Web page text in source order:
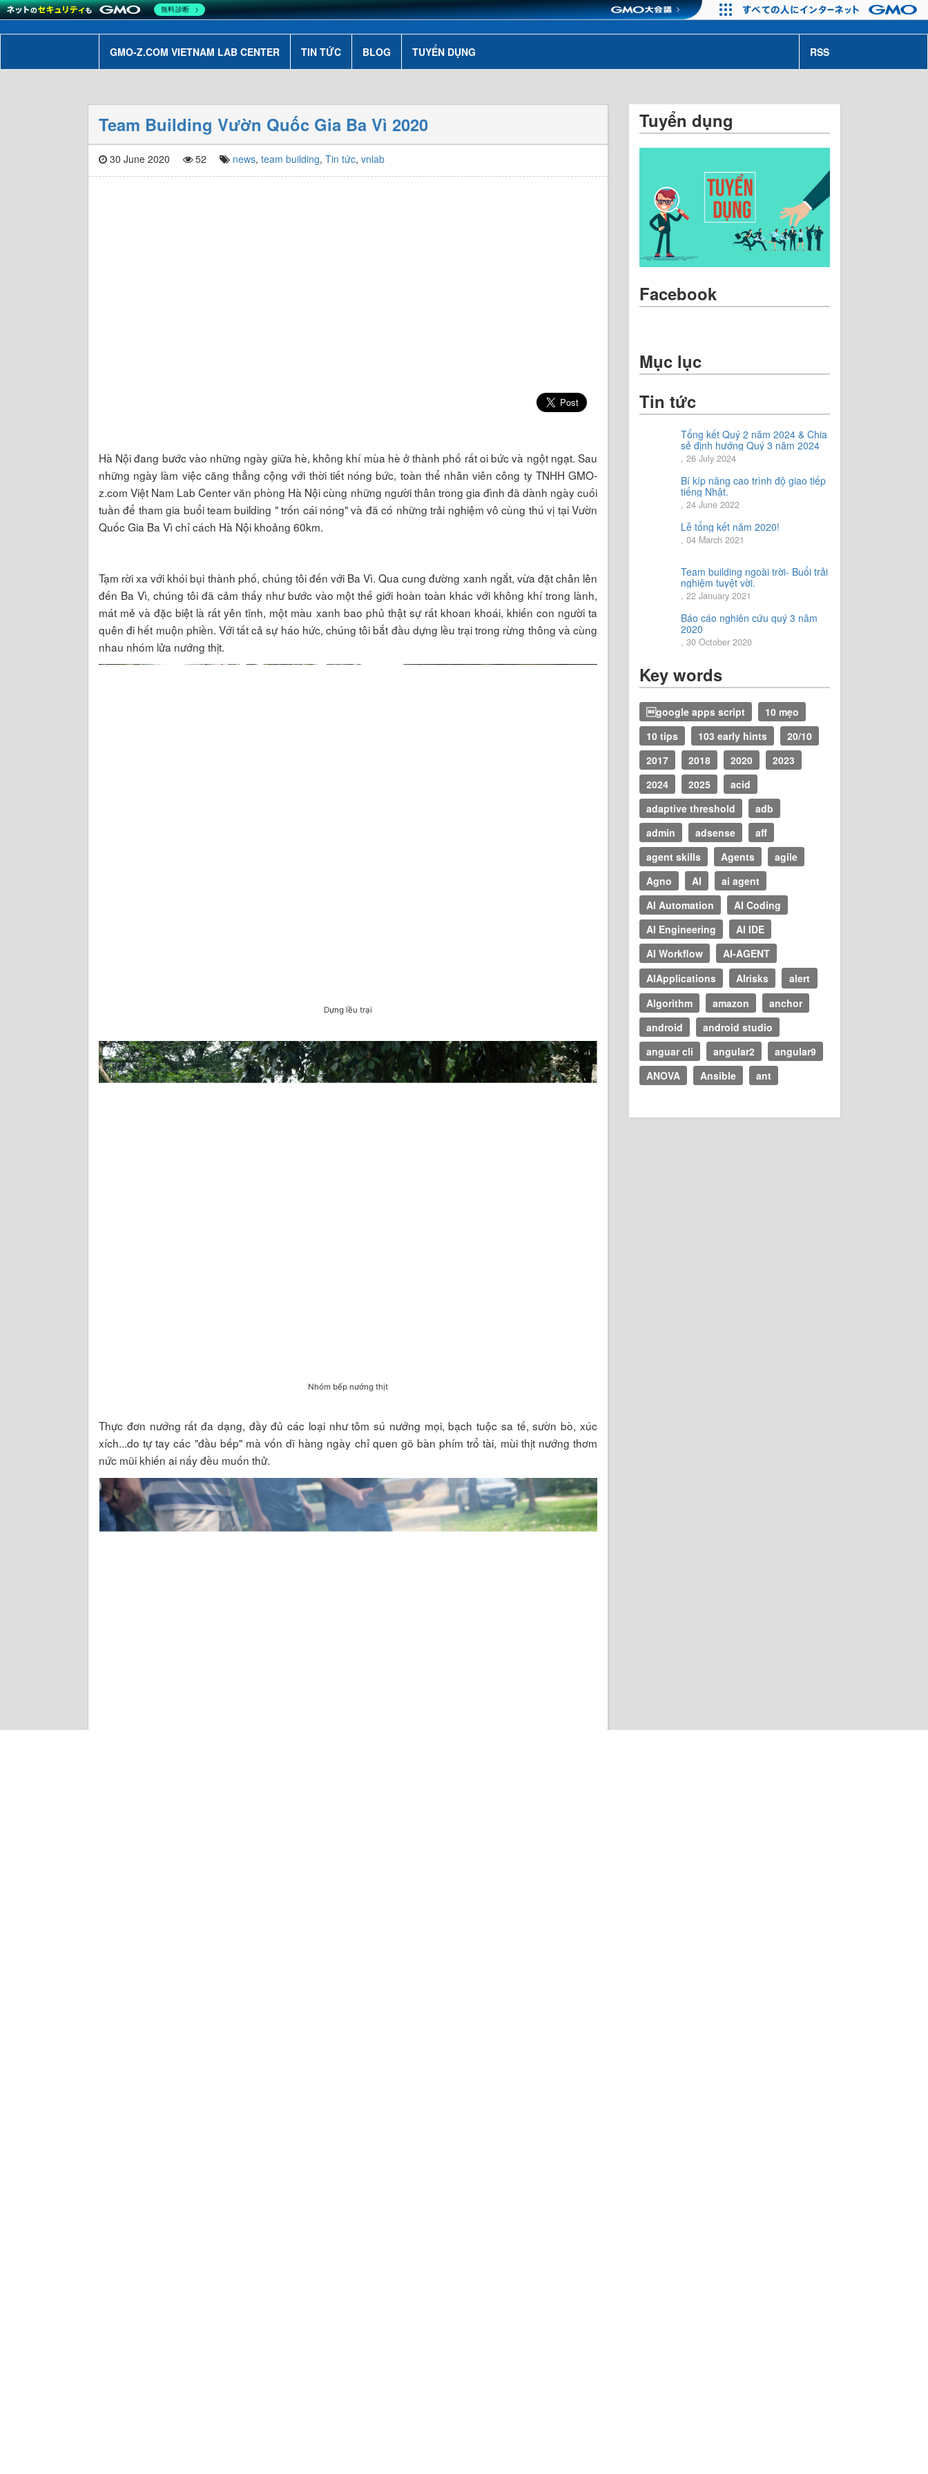
GMO-Z.COM VIETNAM LAB CENTER TIN TỨC BLOG TUYỂN DỤNG RSS
Team Building Vườn Quốc Gia Ba Vì 2020
30 June 2020 52 news, team building, Tin tức, vnlab
Hà Nội đang bước vào những ngày giữa hè, không khí mùa hè ở thành phố rất oi bức và ngột ngạt. Sau
những ngày làm việc căng thẳng cộng với thời tiết nóng bức, toàn thể nhân viên công ty TNHH GMO-
z.com Việt Nam Lab Center văn phòng Hà Nội cùng những người thân trong gia đình đã dành ngày cuối
tuần để tham gia buổi team building " trốn cái nóng" và đã có những trải nghiệm vô cùng thú vị tại Vườn
Quốc Gia Ba Vì chỉ cách Hà Nội khoảng 60km.
Tạm rời xa với khói bụi thành phố, chúng tôi đến với Ba Vì. Qua cung đường xanh ngắt, vừa đặt chân lên
đến Ba Vì, chúng tôi đã cảm thấy như bước vào một thế giới hoàn toàn khác với không khí trong lành,
mát mẻ và đặc biệt là rất yên tĩnh, một màu xanh bao phủ thật sự rất khoan khoái, khiến con người ta
quên đi hết muộn phiền. Với tất cả sự háo hức, chúng tôi bắt đầu dựng lều trại trong rừng thông và cùng
nhau nhóm lửa nướng thịt.
Dựng lều trại
Nhóm bếp nướng thịt
Thực đơn nướng rất đa dạng, đầy đủ các loại như tôm sú nướng mọi, bạch tuộc sa tế, sườn bò, xúc
xích...do tự tay các "đầu bếp" mà vốn dĩ hàng ngày chỉ quen gõ bàn phím trổ tài, mùi thịt nướng thơm
nức mũi khiến ai nấy đều muốn thử.
Tuyển dụng
Facebook
Mục lục
Tin tức
Tổng kết Quý 2 năm 2024 & Chia
sẻ định hướng Quý 3 năm 2024
, 26 July 2024
Bí kíp nâng cao trình độ giao tiếp
tiếng Nhật.
, 24 June 2022
Lễ tổng kết năm 2020!
, 04 March 2021
Team building ngoài trời- Buổi trải
nghiệm tuyệt vời.
, 22 January 2021
Báo cáo nghiên cứu quý 3 năm
2020
, 30 October 2020
Key words
google apps script
10 mẹo
10 tips
103 early hints
20/10
2017
2018 2020
2023
2024
2025
acid
adaptive threshold
adb
admin
adsense
aff
agent skills
Agents
agile
Agno
AI
ai agent
AI Automation
AI Coding
AI Engineering
AI IDE
AI Workflow
AI-AGENT
AIApplications
AIrisks
alert
Algorithm
amazon
anchor
android
android studio
anguar cli
angular2
angular9
ANOVA
Ansible ant
無料診断